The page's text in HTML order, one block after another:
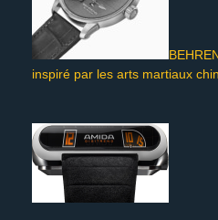
inspiré par les arts martiaux